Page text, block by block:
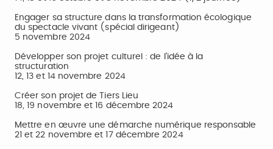
Engager sa structure dans la transformation écologique
du spectacle vivant (spécial dirigeant)
5 novembre 2024
Développer son projet culturel : de l’idée à la
structuration
12, 13 et 14 novembre 2024
Créer son projet de Tiers Lieu
18, 19 novembre et 16 décembre 2024
Mettre en œuvre une démarche numérique responsable
21 et 22 novembre et 17 décembre 2024